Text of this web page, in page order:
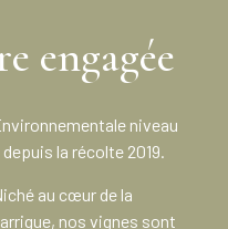
engagée
niveau
depuis la récolte 2019.
au cœur de la
nos vignes sont